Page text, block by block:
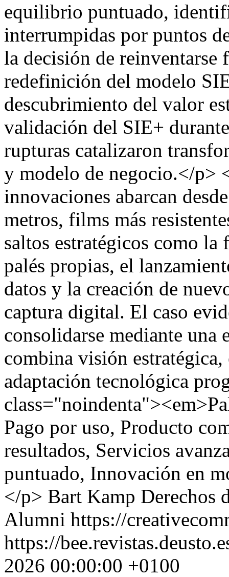
equilibrio puntuado,
interrumpidas por puntos
la decisión de reinventarse
redefinición del modelo
descubrimiento del valor
validación del SIE+
rupturas catalizaron
y modelo de negocio.</p>
innovaciones abarcan
metros, films más
saltos estratégicos como
palés propias, el
datos y la creación de
captura digital. El caso
consolidarse mediante una
combina visión
adaptación tecnológica
Pago por uso, Producto
resultados, Servicios
puntuado, Innovación en
</p> Bart Kamp Derechos
Alumni https://
https://
2026 00:00:00 +0100